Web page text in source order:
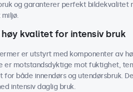
og garanterer perfekt bildekvalitet
kvalitet for intensiv bruk
er utstyrt med komponenter av
er motstandsdyktige mot fuktighet,
for både innendørs og utendørsbruk.
intensiv daglig bruk.